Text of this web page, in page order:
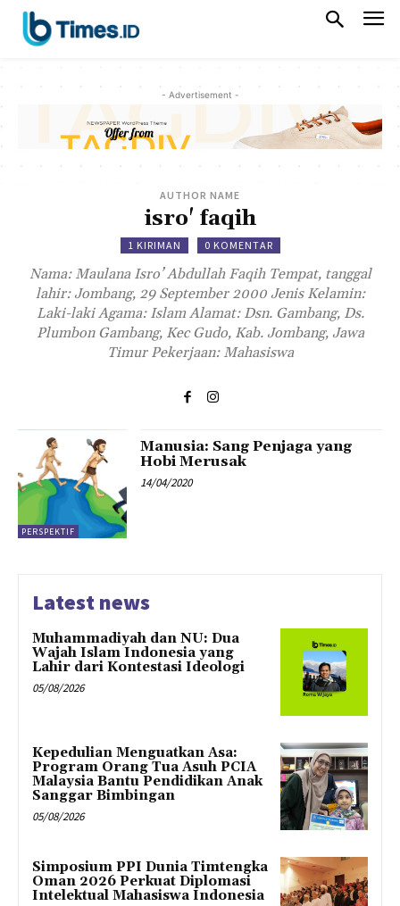
- Advertisement -
AUTHOR NAME
isro' faqih
1 KIRIMAN 0 KOMENTAR
Nama: Maulana Isro’ Abdullah Faqih Tempat, tanggal
lahir: Jombang, 29 September 2000 Jenis Kelamin:
Laki-laki Agama: Islam Alamat: Dsn. Gambang, Ds.
Plumbon Gambang, Kec Gudo, Kab. Jombang, Jawa
Timur Pekerjaan: Mahasiswa
PERSPEKTIF
Manusia: Sang Penjaga yang
Hobi Merusak
14/04/2020
Latest news
Muhammadiyah dan NU: Dua
Wajah Islam Indonesia yang
Lahir dari Kontestasi Ideologi
05/08/2026
Kepedulian Menguatkan Asa:
Program Orang Tua Asuh PCIA
Malaysia Bantu Pendidikan Anak
Sanggar Bimbingan
05/08/2026
Simposium PPI Dunia Timtengka
Oman 2026 Perkuat Diplomasi
Intelektual Mahasiswa Indonesia